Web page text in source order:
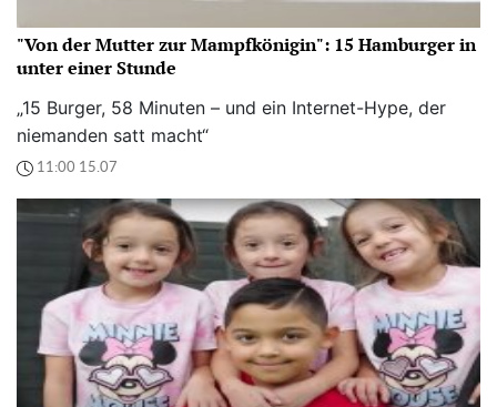
"Von der Mutter zur Mampfkönigin": 15 Hamburger in
unter einer Stunde
„15 Burger, 58 Minuten – und ein Internet-Hype, der
niemanden satt macht“
11:00 15.07